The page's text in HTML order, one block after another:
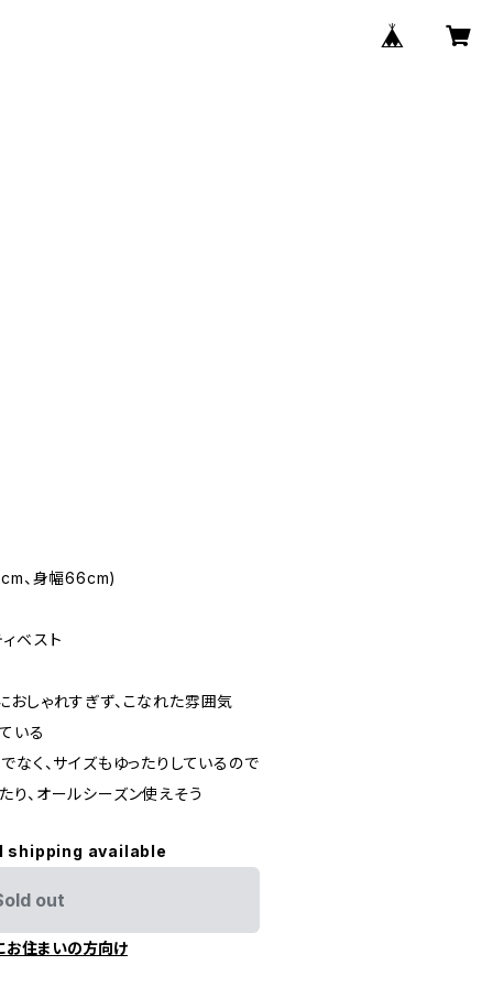
、身幅66cm)
ベスト
しゃれすぎず、こなれた雰囲気
いる
なく、サイズもゆったりしているので
、オールシーズン使えそう
shipping available
out
お住まいの方向け